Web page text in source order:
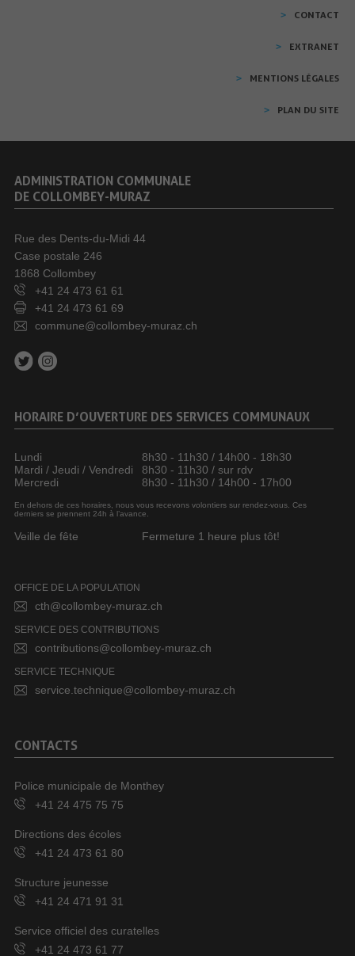
CONTACT
EXTRANET
MENTIONS LÉGALES
PLAN DU SITE
ADMINISTRATION COMMUNALE
DE COLLOMBEY-MURAZ
Rue des Dents-du-Midi 44
Case postale 246
1868 Collombey
+41 24 473 61 61
+41 24 473 61 69
commune@collombey-muraz.ch
HORAIRE D’OUVERTURE DES SERVICES COMMUNAUX
Lundi
8h30 - 11h30 / 14h00 - 18h30
Mardi / Jeudi / Vendredi
8h30 - 11h30 / sur rdv
Mercredi
8h30 - 11h30 / 14h00 - 17h00
En dehors de ces horaires, nous vous recevons volontiers sur rendez-vous. Ces
derniers se prennent 24h à l’avance.
Veille de fête Fermeture 1 heure plus tôt!
OFFICE DE LA POPULATION
cth@collombey-muraz.ch
SERVICE DES CONTRIBUTIONS
contributions@collombey-muraz.ch
SERVICE TECHNIQUE
service.technique@collombey-muraz.ch
CONTACTS
Police municipale de Monthey
+41 24 475 75 75
Directions des écoles
+41 24 473 61 80
Structure jeunesse
+41 24 471 91 31
Service officiel des curatelles
+41 24 473 61 77